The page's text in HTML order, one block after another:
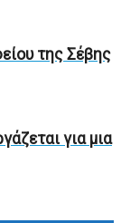
της Σέβης
για μια